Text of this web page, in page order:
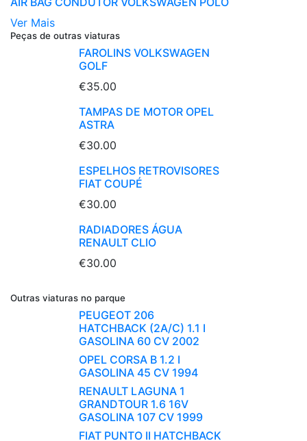
Ver Mais
Peças de outras viaturas
FAROLINS VOLKSWAGEN
GOLF
€35.00
TAMPAS DE MOTOR OPEL
ASTRA
€30.00
ESPELHOS RETROVISORES
FIAT COUPÉ
€30.00
RADIADORES ÁGUA
RENAULT CLIO
€30.00
Outras viaturas no parque
PEUGEOT 206
HATCHBACK (2A/C) 1.1 I
GASOLINA 60 CV 2002
OPEL CORSA B 1.2 I
GASOLINA 45 CV 1994
RENAULT LAGUNA 1
GRANDTOUR 1.6 16V
GASOLINA 107 CV 1999
FIAT PUNTO II HATCHBACK